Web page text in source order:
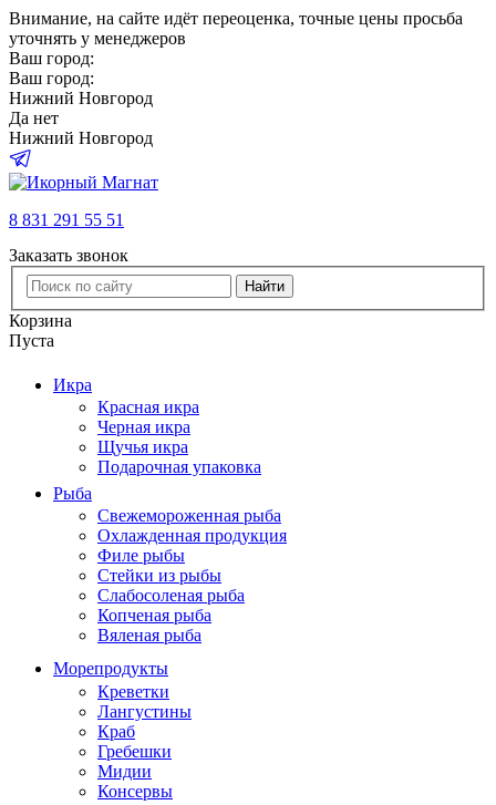
Внимание, на сайте идёт переоценка, точные цены просьба
уточнять у менеджеров
Ваш город:
Ваш город:
Нижний Новгород
Да нет
Нижний Новгород
8 831 291 55 51
Заказать звонок
Найти
Корзина
Пуста
Икра
Красная икра
Черная икра
Щучья икра
Подарочная упаковка
Рыба
Свежемороженная рыба
Охлажденная продукция
Филе рыбы
Стейки из рыбы
Слабосоленая рыба
Копченая рыба
Вяленая рыба
Морепродукты
Креветки
Лангустины
Краб
Гребешки
Мидии
Консервы